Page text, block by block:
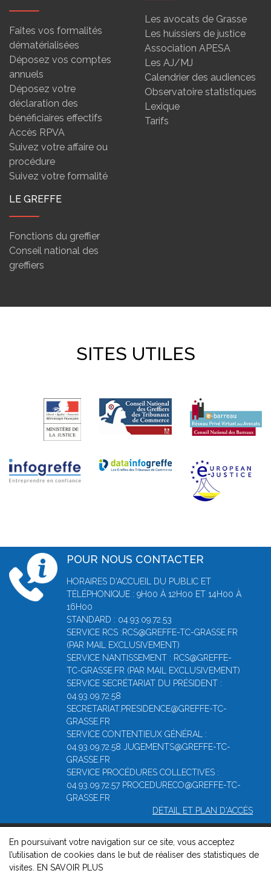
Faites vos formalités
dématérialisées
Déposez vos comptes
annuels
Déposez votre
déclaration des
bénéficiaires effectifs
Accès RPVA
Suivez votre affaire ou
procédure
Suivez votre formalité
Les avocats de Grasse
Les huissiers de justice
Association APESA
Les AJ/MJ
Calendrier des audiences
Observatoire statistiques
Lexique
Tarifs
LE GREFFE
Fonctions du greffier
Conseil national des
greffiers
SITES UTILES
POUR NOUS CONTACTER
HORAIRES D'ACCUEIL DU PUBLIC ET
TÉLÉPHONIQUE : 9H00 À 12H00 ET 14H00 À
16H00
STANDARD : 04.93.09.72.53
SERVICE RCS :RCS@GREFFE-TC-GRASSE.FR
(PAR MAIL EXCLUSIVEMENT)
SERVICE NANTISSEMENT : RCS@GREFFE-
TC-GRASSE.FR (PAR MAIL EXCLUSIVEMENT)
SERVICE SECRÉTARIAT DU PRÉSIDENT :
04.93.09.72.58
SECRETARIAT.PRESIDENCE@GREFFE-TC-
GRASSE.FR
SERVICE CONTENTIEUX GÉNÉRAL :
04.93.09.72.58 JUGEMENTS@GREFFE-TC-
GRASSE.FR
SERVICE PROCÉDURES COLLECTIVES :
04.93.09.72.57 PROCEDURECO@GREFFE-TC-
GRASSE.FR
DÉTAIL ET PLAN D'ACCÈS
© 2026, Greffe du Tribunal de Commerce de Grasse -Mentions
légales-Contact -Gestion des cookies -Politique de
confidentialité et de cookies
En poursuivant votre navigation sur ce site, vous acceptez
l’utilisation de cookies dans le but de réaliser des statistiques de
visites.
EN SAVOIR PLUS